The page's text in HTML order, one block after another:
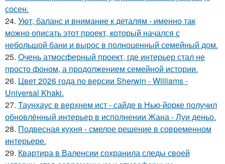
сосен.
24. Уют, баланс и внимание к деталям - именно так
можно описать этот проект, который начался с
небольшой бани и вырос в полноценный семейный дом.
25. Очень атмосферный проект, где интерьер стал не
просто фоном, а продолжением семейной истории.
26. Цвет 2026 года по версии Sherwin - Williams -
Universal Khaki.
27. Таунхаус в верхнем ист - сайде в Нью-йорке получил
обновлённый интерьер в исполнении Жана - Луи деньо.
28. Подвесная кухня - смелое решение в современном
интерьере.
29. Квартира в Валенсии сохранила следы своей